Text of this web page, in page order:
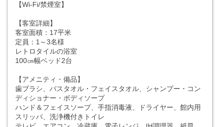
【Wi-Fi/禁煙室】
【客室詳細】
客室面積：17平米
定員：1～3名様
レトロタイルの浴室
100㎝幅ベッド2台
【アメニティ・備品】
歯ブラシ、バスタオル・フェイスタオル、シャンプー・コン
ディショナー・ボディソープ
ハンド＆フェイスソープ、手指消毒液、ドライヤー、館内用
スリッパ、洗浄機付きトイレ